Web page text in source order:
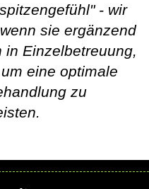
- wir
sie ergänzend
Einzelbetreuung,
eine optimale
zu